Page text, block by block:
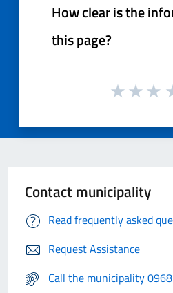
How clear is the
this page?
Contact municipality
Read frequently asked
Request Assistance
Call the municipality